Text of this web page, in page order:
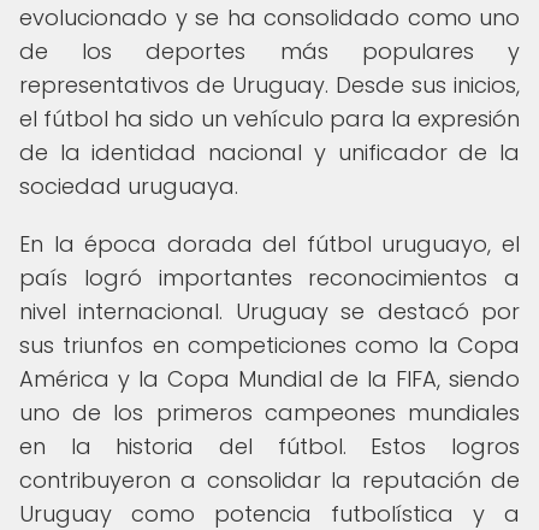
evolucionado y se ha consolidado como uno
de los deportes más populares y
representativos de Uruguay. Desde sus inicios,
el fútbol ha sido un vehículo para la expresión
de la identidad nacional y unificador de la
sociedad uruguaya.
En la época dorada del fútbol uruguayo, el
país logró importantes reconocimientos a
nivel internacional. Uruguay se destacó por
sus triunfos en competiciones como la Copa
América y la Copa Mundial de la FIFA, siendo
uno de los primeros campeones mundiales
en la historia del fútbol. Estos logros
contribuyeron a consolidar la reputación de
Uruguay como potencia futbolística y a